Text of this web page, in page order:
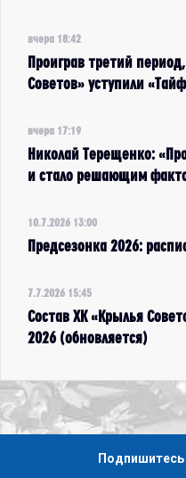
вчера 18:42
Проиграв третий
Советов» уступили
вчера 17:19
Николай Терещенко:
и стало решающим
10.7.2026 13:00
Предсезонка 2026:
7.7.2026 15:45
Состав ХК «Крылья
2026 (обновляется)